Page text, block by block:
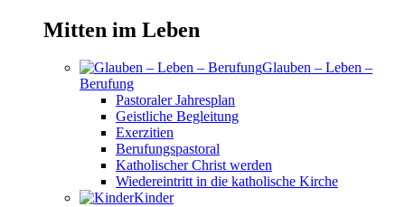
Mitten im Leben
Glauben – Leben –
Berufung
Pastoraler Jahresplan
Geistliche Begleitung
Exerzitien
Berufungspastoral
Katholischer Christ werden
Wiedereintritt in die katholische Kirche
Kinder